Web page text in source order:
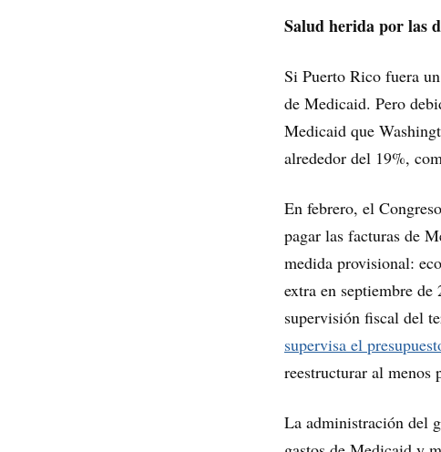
Salud herida por las
Si Puerto Rico fuera
de Medicaid. Pero
Medicaid que
alrededor del 19%,
En febrero, el
pagar las facturas de
medida provisional:
extra en septiembre
supervisión fiscal del
supervisa el
reestructurar al menos
La administración del